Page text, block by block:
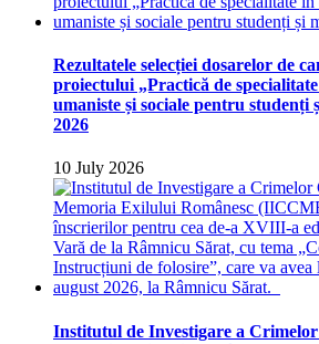
Rezultatele selecției dosarelor de
proiectului „Practică de
umaniste și sociale pentru studenți
2026
10 July 2026
Institutul de Investigare a